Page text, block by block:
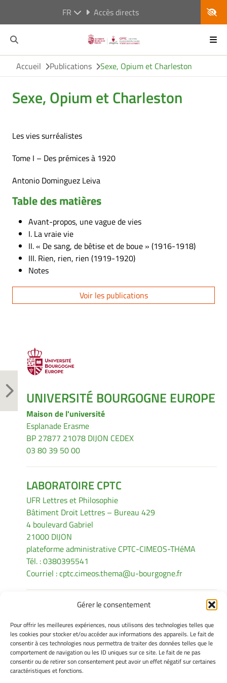
Gérer le consentement
Pour offrir les meilleures expériences, nous utilisons des technologies telles que
les cookies pour stocker et/ou accéder aux informations des appareils. Le fait de
consentir à ces technologies nous permettra de traiter des données telles que le
comportement de navigation ou les ID uniques sur ce site. Le fait de ne pas
consentir ou de retirer son consentement peut avoir un effet négatif sur certaines
caractéristiques et fonctions.
FR Accès directs
Accueil Publications Sexe, Opium et Charleston
Sexe, Opium et Charleston
Les vies surréalistes
Tome I – Des prémices à 1920
Antonio Dominguez Leiva
Table des matières
Avant-propos, une vague de vies
I. La vraie vie
II. « De sang, de bêtise et de boue » (1916-1918)
III. Rien, rien, rien (1919-1920)
Notes
Voir les publications
UNIVERSITÉ BOURGOGNE EUROPE
Maison de l'université
Esplanade Erasme
BP 27877 21078 DIJON CEDEX
03 80 39 50 00
LABORATOIRE CPTC
UFR Lettres et Philosophie
Bâtiment Droit Lettres – Bureau 429
4 boulevard Gabriel
21000 DIJON
plateforme administrative CPTC-CIMEOS-THéMA
Tél. : 0380395541
Courriel :cptc.cimeos.thema@u-bourgogne.fr
INFORMATIONS LÉGALES
Mentions légales
Gérer mes cookies
Politique de cookies
Déclaration de confidentialité